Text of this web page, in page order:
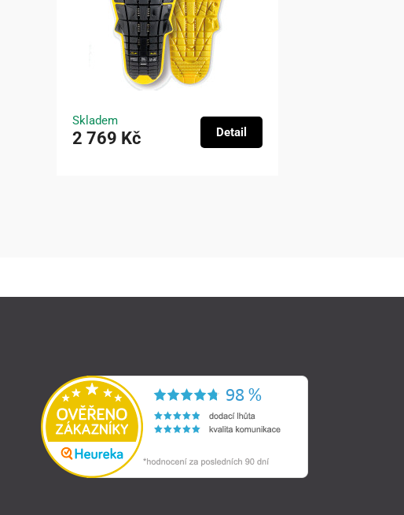
Skladem
2 769 Kč Detail